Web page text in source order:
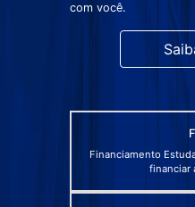
com você.
Financiamento
financiar